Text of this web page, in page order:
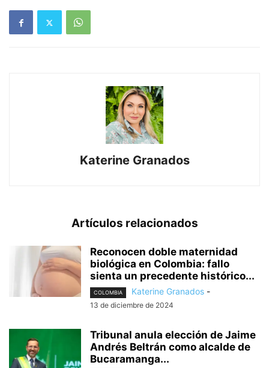
Katerine Granados
Artículos relacionados
Reconocen doble maternidad
biológica en Colombia: fallo
sienta un precedente histórico...
COLOMBIA Katerine Granados -
13 de diciembre de 2024
Tribunal anula elección de Jaime
Andrés Beltrán como alcalde de
Bucaramanga...